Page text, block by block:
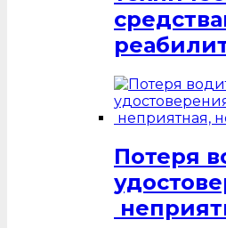
Потеря